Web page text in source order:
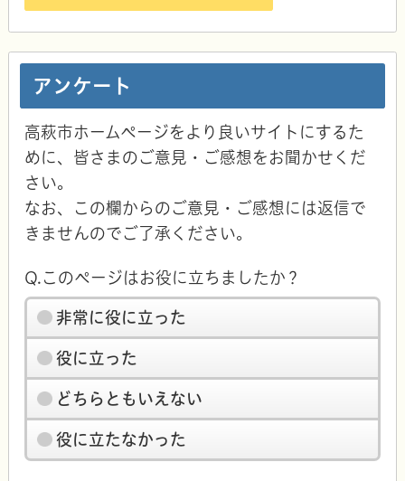
アンケート
高萩市ホームページをより良いサイトにするた
めに、皆さまのご意見・ご感想をお聞かせくだ
さい。
なお、この欄からのご意見・ご感想には返信で
きませんのでご了承ください。
Q.このページはお役に立ちましたか？
非常に役に立った
役に立った
どちらともいえない
役に立たなかった